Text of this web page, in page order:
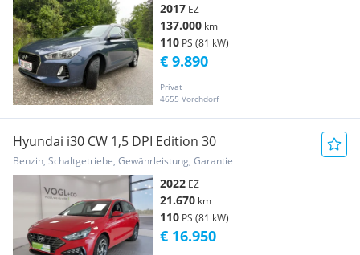
2017 EZ
137.000 km
110 PS (81 kW)
Privat
4655 Vorchdorf
€ 9.890
Hyundai i30 CW 1,5 DPI Edition 30
Benzin, Schaltgetriebe, Gewährleistung, Garantie
2022 EZ
21.670 km
110 PS (81 kW)
€ 16.950